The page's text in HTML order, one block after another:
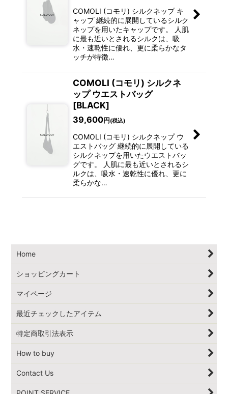
COMOLI (コモリ) シルクネップ キ
ャップ 継続的に展開しているシルク
ネップを用いたキャップです。 人肌
に最も近いとされるシルクは、吸
水・速乾性に優れ、更に柔らかなタ
ッチが特徴…
COMOLI (コモリ) シルクネ
ップ ウエストバッグ
[BLACK]
39,600円 (税込)
COMOLI (コモリ) シルクネップ ウ
エストバッグ 継続的に展開している
シルクネップを用いたウエストバッ
グです。 人肌に最も近いとされるシ
ルクは、吸水・速乾性に優れ、更に
柔らかな…
Home
ショッピングカート
マイページ
最近チェックしたアイテム
特定商取引法表示
How to buy
Contact Us